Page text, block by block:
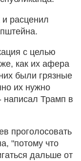
расценил
с целью
как их афера
были грязные
их нужно
написал Трамп в
проголосовать
"потому что
дальше от